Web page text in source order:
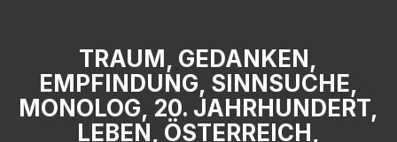
TRAUM, GEDANKEN,
EMPFINDUNG, SINNSUCHE,
MONOLOG, 20. JAHRHUNDERT,
LEBEN, ÖSTERREICH,